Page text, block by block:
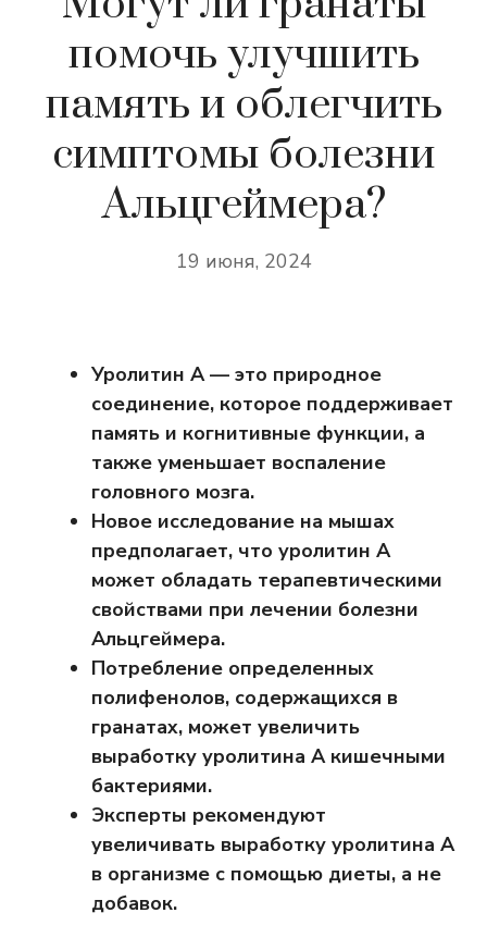
помочь улучшить
память и облегчить
симптомы болезни
Альцгеймера?
19 июня, 2024
Уролитин А — это природное
соединение, которое поддерживает
память и когнитивные функции, а
также уменьшает воспаление
головного мозга.
Новое исследование на мышах
предполагает, что уролитин А
может обладать терапевтическими
свойствами при лечении болезни
Альцгеймера.
Потребление определенных
полифенолов, содержащихся в
гранатах, может увеличить
выработку уролитина А кишечными
бактериями.
Эксперты рекомендуют
увеличивать выработку уролитина А
в организме с помощью диеты, а не
добавок.